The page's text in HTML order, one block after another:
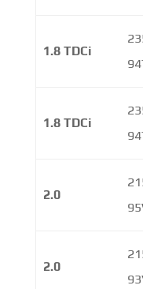
1.8 TDCi
1.8 TDCi
2.0
2.0